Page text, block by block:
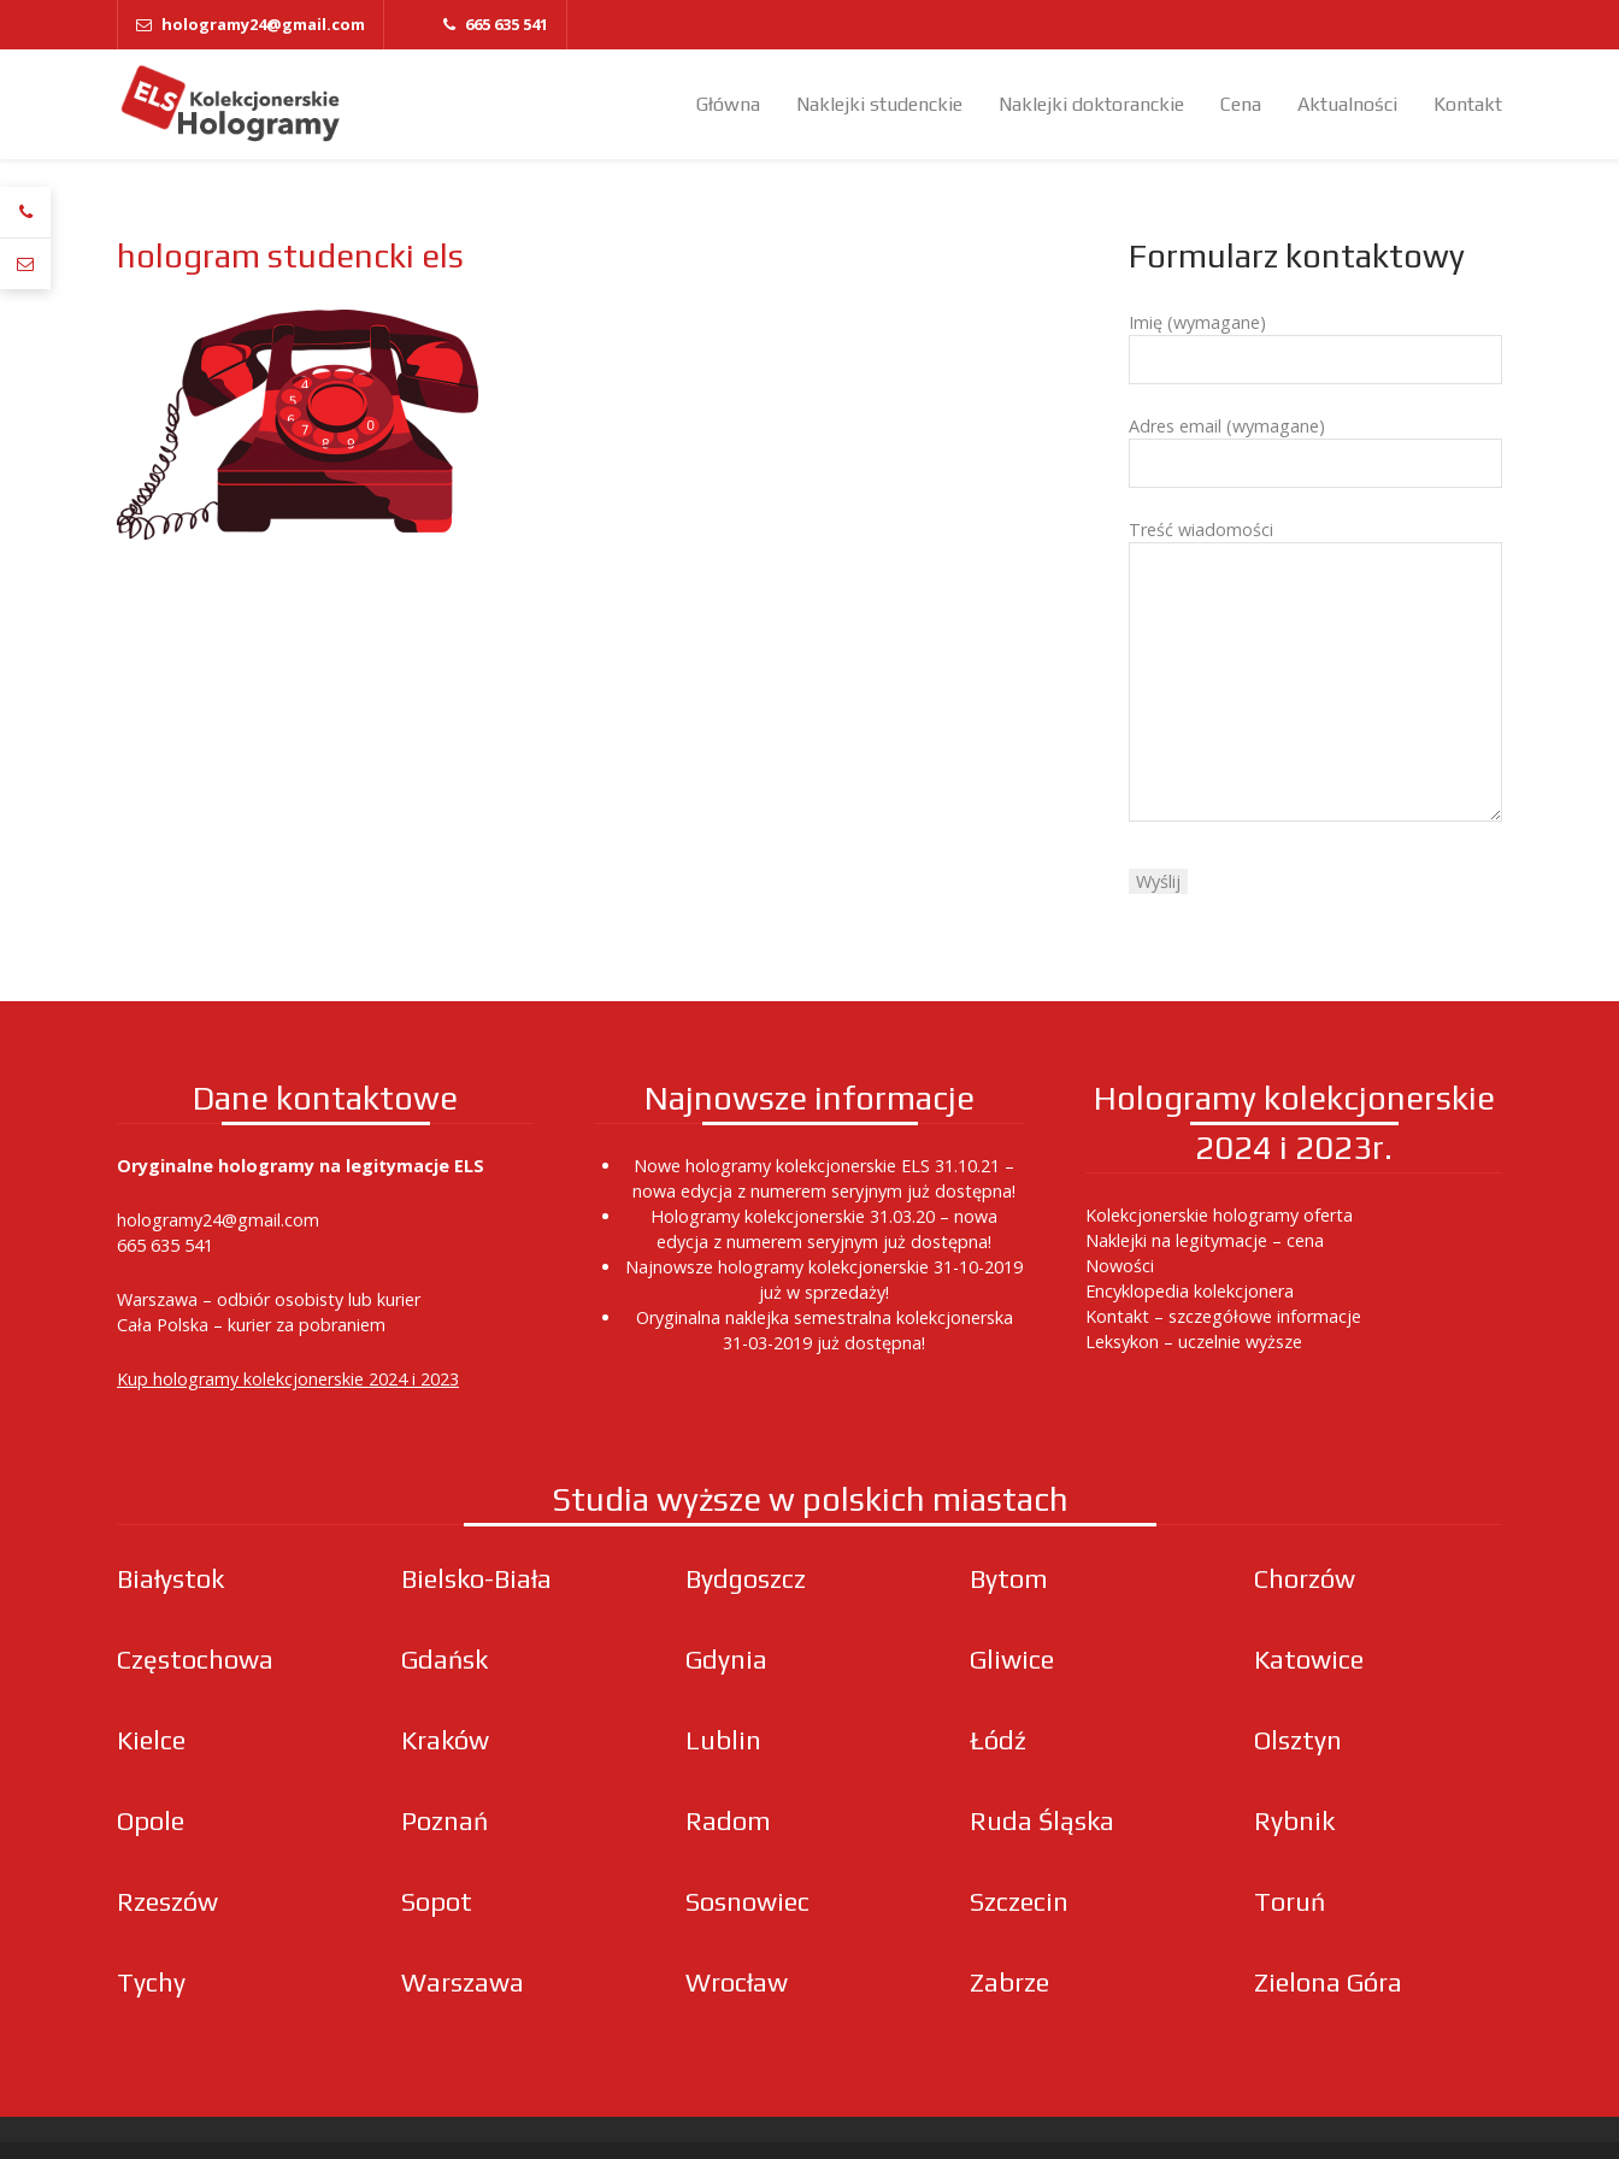
hologramy24@gmail.com 665 635 541
Główna Naklejki studenckie Naklejki doktoranckie Cena Aktualności Kontakt
hologram studencki els Formularz kontaktowy
Imię (wymagane)
Adres email (wymagane)
Treść wiadomości
Dane kontaktowe
Oryginalne hologramy na legitymacje ELS
hologramy24@gmail.com
665 635 541
Warszawa – odbiór osobisty lub kurier
Cała Polska – kurier za pobraniem
Kup hologramy kolekcjonerskie 2024 i 2023
Najnowsze informacje
Nowe hologramy kolekcjonerskie ELS 31.10.21 –
nowa edycja z numerem seryjnym już dostępna!
Hologramy kolekcjonerskie 31.03.20 – nowa
edycja z numerem seryjnym już dostępna!
Najnowsze hologramy kolekcjonerskie 31-10-2019
już w sprzedaży!
Oryginalna naklejka semestralna kolekcjonerska
31-03-2019 już dostępna!
Hologramy kolekcjonerskie
2024 i 2023r.
Kolekcjonerskie hologramy oferta
Naklejki na legitymacje – cena
Nowości
Encyklopedia kolekcjonera
Kontakt – szczegółowe informacje
Leksykon – uczelnie wyższe
Studia wyższe w polskich miastach
Białystok Bielsko-Biała Bydgoszcz Bytom Chorzów
Częstochowa Gdańsk Gdynia Gliwice Katowice
Kielce Kraków Lublin Łódź Olsztyn
Opole Poznań Radom Ruda Śląska Rybnik
Rzeszów Sopot Sosnowiec Szczecin Toruń
Tychy Warszawa Wrocław Zabrze Zielona Góra